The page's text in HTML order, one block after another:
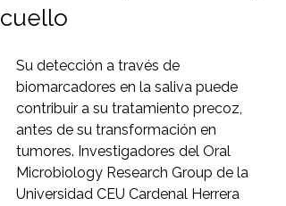
cuello
Su detección a través de
biomarcadores en la saliva puede
contribuir a su tratamiento precoz,
antes de su transformación en
tumores. Investigadores del Oral
Microbiology Research Group de la
Universidad CEU Cardenal Herrera